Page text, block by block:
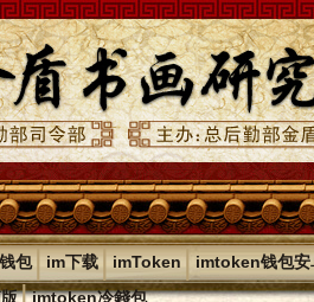
包| im下载| imToken| imtoken钱包安
imtoken冷錢包